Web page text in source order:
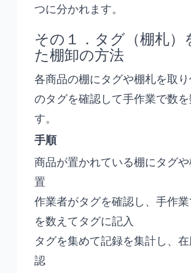
つに分かれます。
その１．タグ（棚札）
た棚卸の方法
各商品の棚にタグや棚札を取
のタグを確認して手作業で数を
す。
手順
商品が置かれている棚にタグ
置
作業者がタグを確認し、手作
を数えてタグに記入
タグを集めて記録を集計し、
認